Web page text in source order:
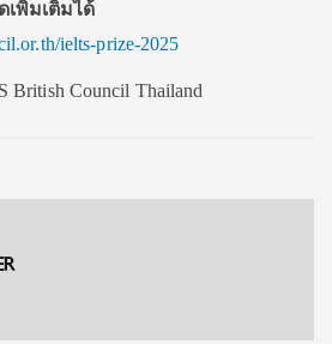
เพิ่มเติมได้
ielts-prize-2025
British Council Thailand